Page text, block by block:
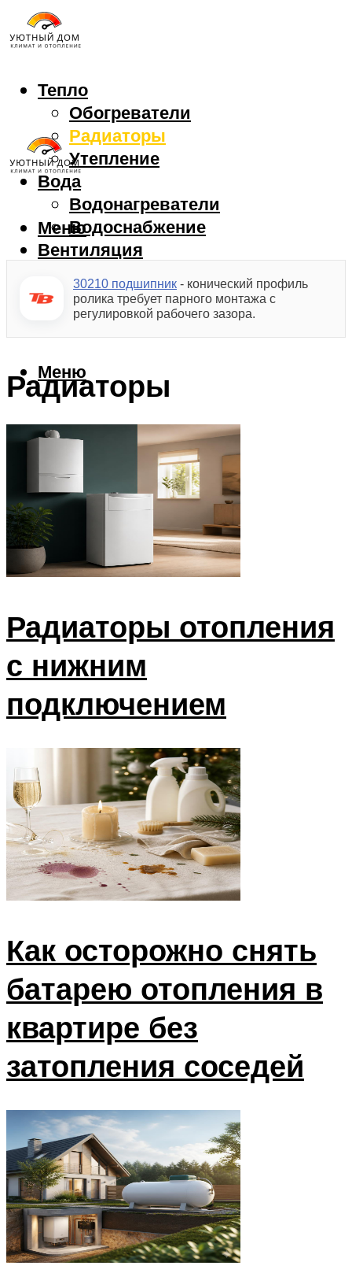
Тепло
Обогреватели
Радиаторы
Утепление
Вода
Водонагреватели
Водоснабжение
Вентиляция
Печи
Котлы
Меню
Меню
30210 подшипник - конический профиль
ролика требует парного монтажа с
регулировкой рабочего зазора.
Радиаторы
Радиаторы отопления
с нижним
подключением
Как осторожно снять
батарею отопления в
квартире без
затопления соседей